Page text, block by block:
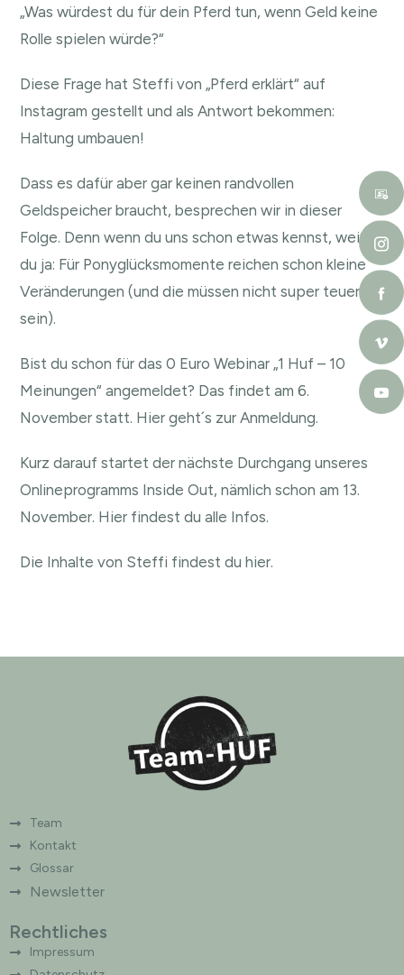
EMBED
„Was würdest du für dein Pferd tun, wenn Geld keine
Rolle spielen würde?“
Diese Frage hat Steffi von „Pferd erklärt“ auf
Instagram gestellt und als Antwort bekommen:
Haltung umbauen!
Dass es dafür aber gar keinen randvollen
Geldspeicher braucht, besprechen wir in dieser
Folge. Denn wenn du uns schon etwas kennst, weißt
du ja: Für Ponyglücksmomente reichen schon kleine
Veränderungen (und die müssen nicht super teuer
sein).
Bist du schon für das 0 Euro Webinar „1 Huf – 10
Meinungen“ angemeldet? Das findet am 6.
November statt. Hier geht´s zur Anmeldung.
Kurz darauf startet der nächste Durchgang unseres
Onlineprogramms Inside Out, nämlich schon am 13.
November. Hier findest du alle Infos.
Die Inhaltevon Steffi findest du hier.
Team
Kontakt
Glossar
Newsletter
Rechtliches
Impressum